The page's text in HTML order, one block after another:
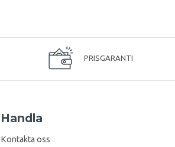
PRISGARANTI
Handla
Kontakta oss